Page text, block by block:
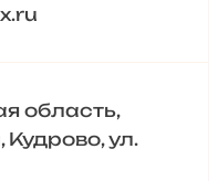
область,
ул.